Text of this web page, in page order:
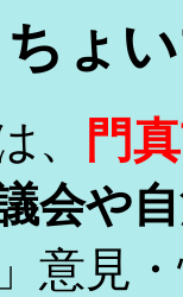
ちょ
、
門
会や
意見